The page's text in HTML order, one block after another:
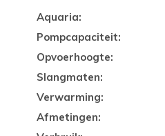
Aquaria:
Pompcapaciteit:
Opvoerhoogte:
Slangmaten:
Verwarming:
Afmetingen: